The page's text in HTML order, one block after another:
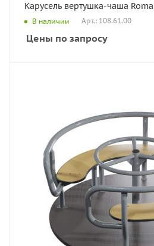
Карусель вертушка-чаша
В наличии Арт.: 108.61.00
Цены по запросу